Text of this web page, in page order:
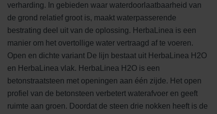
verharding. In gebieden waar waterdoorlaatbaarheid van
de grond relatief groot is, maakt waterpasserende
bestrating deel uit van de oplossing. HerbaLinea is een
manier om het overtollige water vertraagd af te voeren.
Open en dichte variant De lijn bestaat uit HerbaLinea H2O
en HerbaLinea vlak. HerbaLinea H2O is een
betonstraatsteen met openingen aan één zijde. Het open
profiel van de betonsteen verbetert waterafvoer en geeft
ruimte aan groen. Doordat de steen drie nokken heeft is de